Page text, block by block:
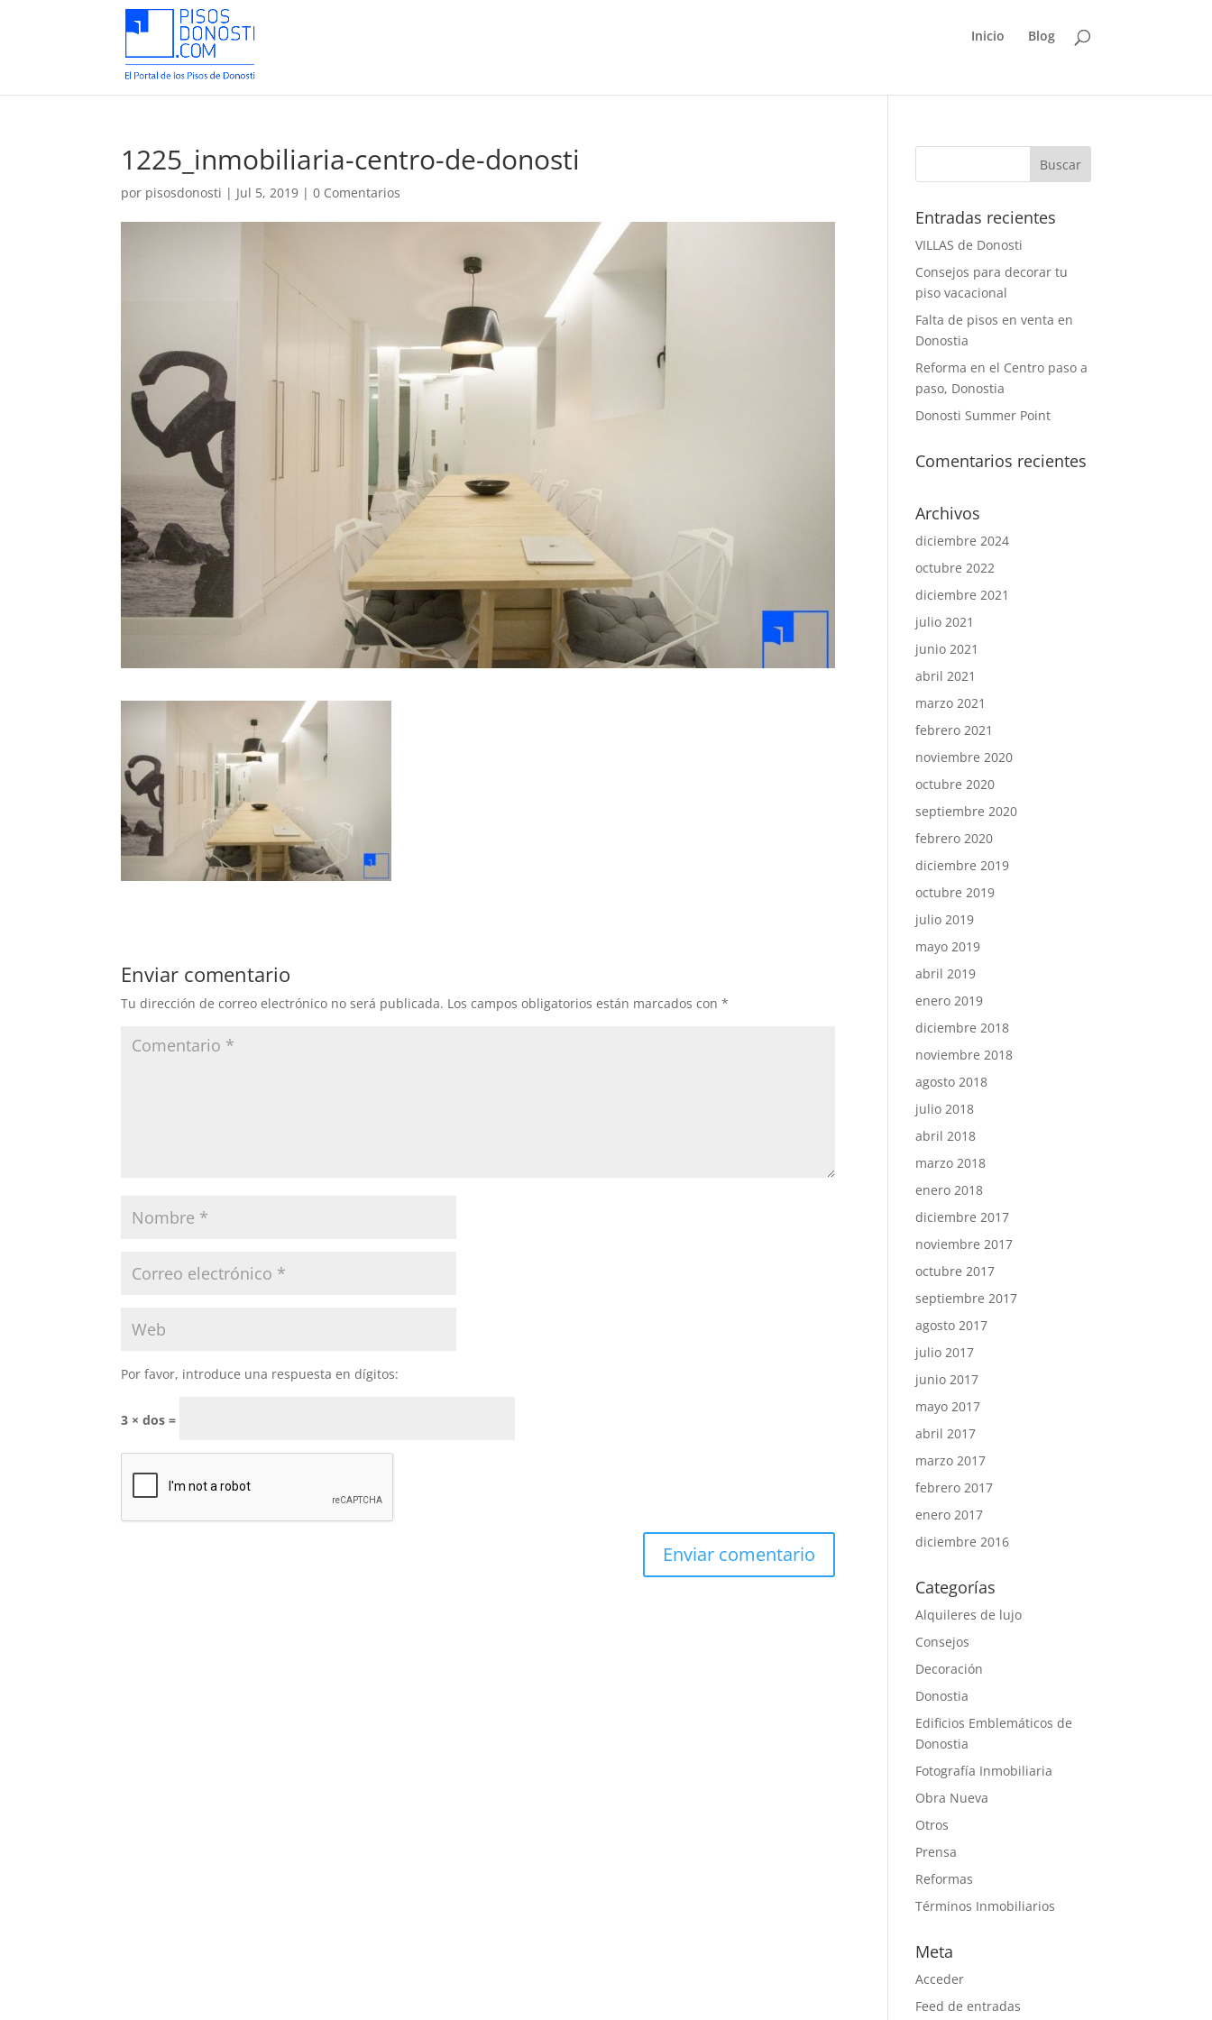
Inicio Blog
1225_inmobiliaria-centro-de-donosti
por pisosdonosti | Jul 5, 2019 |0 Comentarios
Enviar comentario
Tu dirección de correo electrónico no será publicada. Los campos obligatorios están marcados con*
Por favor, introduce una respuesta en dígitos:
3 × dos =
Entradas recientes
VILLAS de Donosti
Consejos para decorar tu
piso vacacional
Falta de pisos en venta en
Donostia
Reforma en el Centro paso a
paso, Donostia
Donosti Summer Point
Comentarios recientes
Archivos
diciembre 2024
octubre 2022
diciembre 2021
julio 2021
junio 2021
abril 2021
marzo 2021
febrero 2021
noviembre 2020
octubre 2020
septiembre 2020
febrero 2020
diciembre 2019
octubre 2019
julio 2019
mayo 2019
abril 2019
enero 2019
diciembre 2018
noviembre 2018
agosto 2018
julio 2018
abril 2018
marzo 2018
enero 2018
diciembre 2017
noviembre 2017
octubre 2017
septiembre 2017
agosto 2017
julio 2017
junio 2017
mayo 2017
abril 2017
marzo 2017
febrero 2017
enero 2017
diciembre 2016
Categorías
Alquileres de lujo
Consejos
Decoración
Donostia
Edificios Emblemáticos de
Donostia
Fotografía Inmobiliaria
Obra Nueva
Otros
Prensa
Reformas
Términos Inmobiliarios
Meta
Acceder
Feed de entradas